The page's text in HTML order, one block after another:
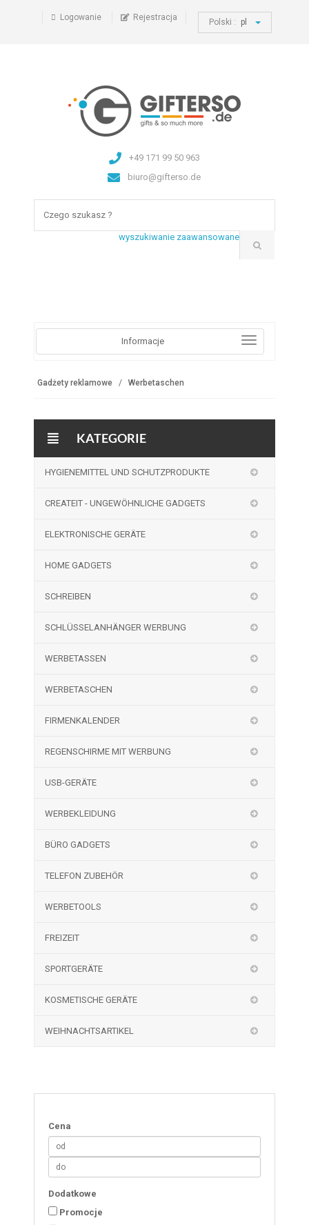
Logowanie Rejestracja Polski : pl
+49 171 99 50 963
biuro@gifterso.de
wyszukiwanie zaawansowane
Informacje
Gadżety reklamowe Werbetaschen
KATEGORIE
HYGIENEMITTEL UND SCHUTZPRODUKTE
CREATEIT - UNGEWÖHNLICHE GADGETS
ELEKTRONISCHE GERÄTE
HOME GADGETS
SCHREIBEN
SCHLÜSSELANHÄNGER WERBUNG
WERBETASSEN
WERBETASCHEN
FIRMENKALENDER
REGENSCHIRME MIT WERBUNG
USB-GERÄTE
WERBEKLEIDUNG
BÜRO GADGETS
TELEFON ZUBEHÖR
WERBETOOLS
FREIZEIT
SPORTGERÄTE
KOSMETISCHE GERÄTE
WEIHNACHTSARTIKEL
Cena
Dodatkowe
Promocje